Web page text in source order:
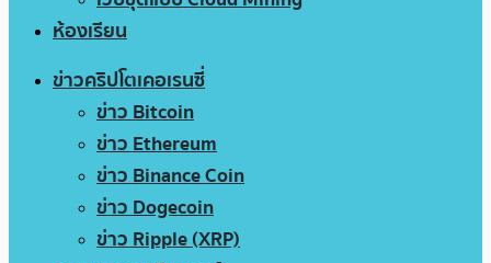
ห้องเรียน
ข่าวคริปโตเคอเรนซี่
ข่าว Bitcoin
ข่าว Ethereum
ข่าว Binance Coin
ข่าว Dogecoin
ข่าว Ripple (XRP)